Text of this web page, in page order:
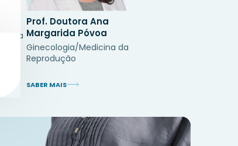
da
Prof. Doutora Ana
Margarida Póvoa
Ginecologia/Medicina da
Reprodução
SABER MAIS